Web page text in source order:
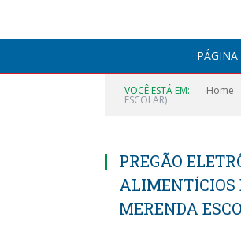
VOCÊ ESTÁ EM: Home
ESCOLAR)
PREGÃO
ALIMENTÍCIOS
MERENDA